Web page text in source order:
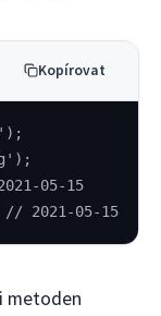
Kopírovat
05-15
// 2021-05-15
metoden